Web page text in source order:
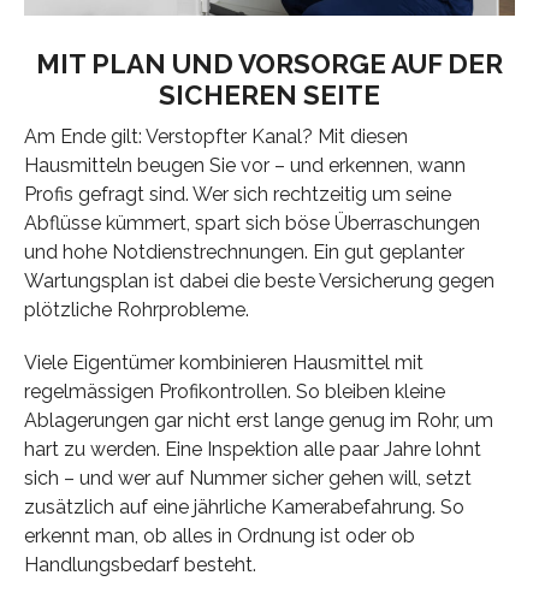
MIT PLAN UND VORSORGE AUF DER
SICHEREN SEITE
Am Ende gilt: Verstopfter Kanal? Mit diesen
Hausmitteln beugen Sie vor – und erkennen, wann
Profis gefragt sind. Wer sich rechtzeitig um seine
Abflüsse kümmert, spart sich böse Überraschungen
und hohe Notdienstrechnungen. Ein gut geplanter
Wartungsplan ist dabei die beste Versicherung gegen
plötzliche Rohrprobleme.
Viele Eigentümer kombinieren Hausmittel mit
regelmässigen Profikontrollen. So bleiben kleine
Ablagerungen gar nicht erst lange genug im Rohr, um
hart zu werden. Eine Inspektion alle paar Jahre lohnt
sich – und wer auf Nummer sicher gehen will, setzt
zusätzlich auf eine jährliche Kamerabefahrung. So
erkennt man, ob alles in Ordnung ist oder ob
Handlungsbedarf besteht.